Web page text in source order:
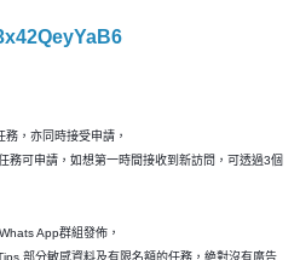
，亦同時接受申請，
務可申請，如想第一時間接收到新訪問，可透過3個
App群組發佈，
部分敏感資料及有限名額的任務，絶對沒有廣告